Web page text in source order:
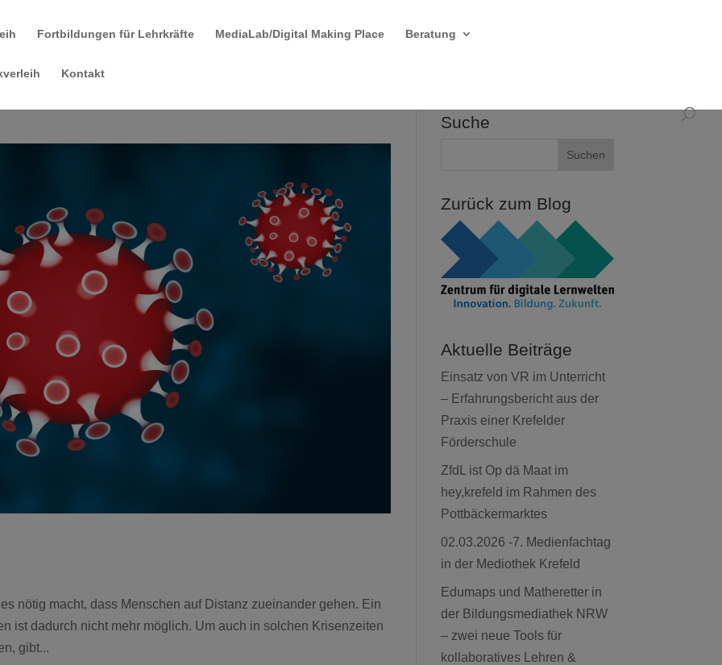
Fortbildungen für Lehrkräfte MediaLab/Digital Making Place Beratung
Kontakt
nötig macht, dass Menschen auf Distanz zueinander gehen. Ein
ist dadurch nicht mehr möglich. Um auch in solchen Krisenzeiten
gibt...
Suche
Zurück zum Blog
Aktuelle Beiträge
Einsatz von VR im Unterricht
– Erfahrungsbericht aus der
Praxis einer Krefelder
Förderschule
ZfdL ist Op dä Maat im
hey,krefeld im Rahmen des
Pottbäckermarktes
02.03.2026 -7. Medienfachtag
in der Mediothek Krefeld
Edumaps und Matheretter in
der Bildungsmediathek NRW
– zwei neue Tools für
kollaboratives Lehren &